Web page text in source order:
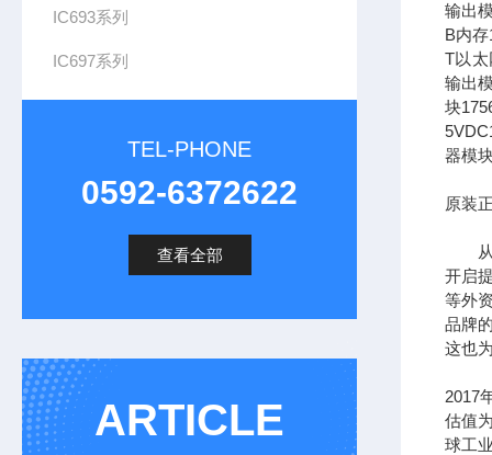
IC693系列
IC697系列
TEL-PHONE
0592-6372622
查看全部
ARTICLE
输出
B内
T以太
输出
块
器模
原装
从全
开启
等外
品牌
这也
2017
估值
球工